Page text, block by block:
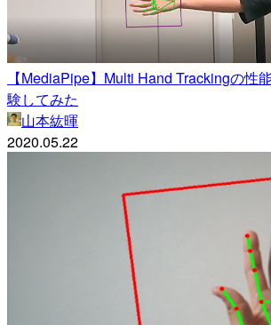
【MediaPipe】Multi Hand Trackingの性
験してみた
山本紘暉
2020.05.22